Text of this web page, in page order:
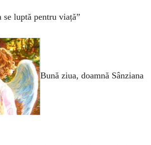
se luptă pentru viață”
Bună ziua, doamnă Sânziana